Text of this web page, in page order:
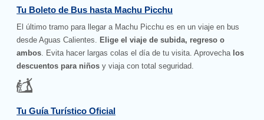
Tu Boleto de Bus hasta Machu Picchu
El último tramo para llegar a Machu Picchu es en un viaje en bus
desde Aguas Calientes.
Elige el viaje de subida, regreso o
ambos . Evita hacer largas colas el día de tu visita. Aprovecha los
descuentos para niños y viaja con total seguridad.
Tu Guía Turístico Oficial